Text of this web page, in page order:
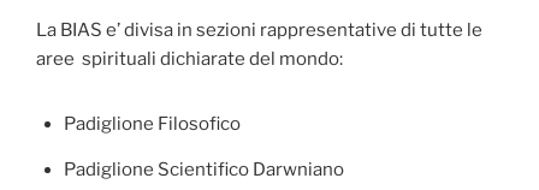
La BIAS e’ divisa in sezioni rappresentative di tutte le
aree spirituali dichiarate del mondo:
Padiglione Filosofico
Padiglione Scientifico Darwniano